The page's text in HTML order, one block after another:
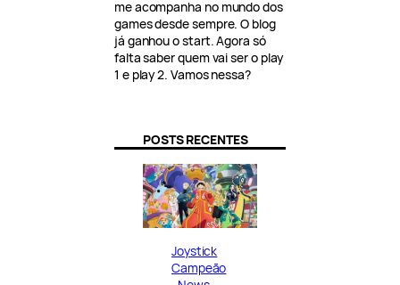
me acompanha no mundo dos
games desde sempre. O blog
já ganhou o start. Agora só
falta saber quem vai ser o play
1 e play 2. Vamos nessa?
POSTS RECENTES
Joystick
Campeão